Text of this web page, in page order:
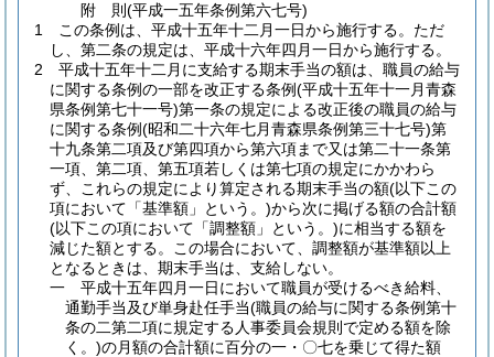
附 則(平成一五年条例第六七号)
1
この条例は、平成十五年十二月一日から施行する。 ただ
し、第二条の規定は、平成十六年四月一日から施行する。
2
平成十五年十二月に支給する期末手当の額は、職員の給与
に関する条例の一部を改正する条例(平成十五年十一月青森
県条例第七十一号)第一条の規定による改正後の職員の給与
に関する条例(昭和二十六年七月青森県条例第三十七号)第
十九条第二項及び第四項から第六項まで又は第二十一条第
一項、第二項、第五項若しくは第七項の規定にかかわら
ず、これらの規定により算定される期末手当の額(以下この
項において「基準額」という。)から次に掲げる額の合計額
(以下この項において「調整額」という。)に相当する額を
減じた額とする。
この場合において、調整額が基準額以上
となるときは、期末手当は、支給しない。
一
平成十五年四月一日において職員が受けるべき給料、
通勤手当及び単身赴任手当(職員の給与に関する条例第十
条の二第二項に規定する人事委員会規則で定める額を除
く。)の月額の合計額に百分の一・〇七を乗じて得た額